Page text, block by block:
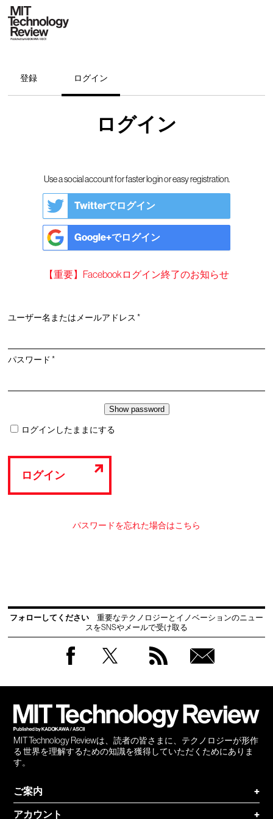
登録 ログイン
ログイン
Use a social account for faster login or easy registration.
Twitterでログイン
Google+でログイン
【重要】Facebookログイン終了のお知らせ
ユーザー名またはメールアドレス*必
パスワード*必
ログインしたままにする
ログイン
パスワードを忘れた場合はこちら
フォローしてください
重要なテクノロジーとイノベーションのニュー
スをSNSやメールで受け取る
MIT Technology Reviewは、読者の皆さまに、テクノロジーが形作
る 世界を理解するための知識を獲得していただくためにありま
す。
ご案内
+
アカウント
+